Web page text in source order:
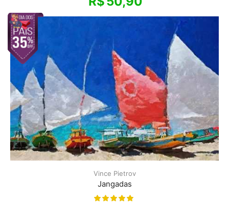
Vince Pietrov
Jangadas